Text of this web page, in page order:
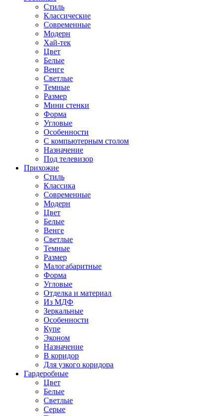
Стиль
Классические
Современные
Модерн
Хай-тек
Цвет
Белые
Венге
Светлые
Темные
Размер
Мини стенки
Форма
Угловые
Особенности
С компьютерным столом
Назначение
Под телевизор
Прихожие
Стиль
Классика
Современные
Модерн
Цвет
Белые
Венге
Светлые
Темные
Размер
Малогабаритные
Форма
Угловые
Отделка и материал
Из МДФ
Зеркальные
Особенности
Купе
Эконом
Назначение
В коридор
Для узкого коридора
Гардеробные
Цвет
Белые
Светлые
Серые